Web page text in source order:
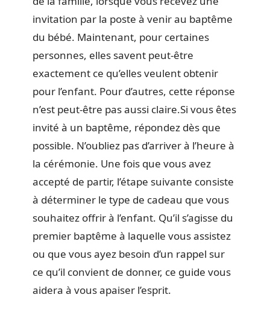
invitation par la poste à venir au baptême
du bébé. Maintenant, pour certaines
personnes, elles savent peut-être
exactement ce qu’elles veulent obtenir
pour l’enfant. Pour d’autres, cette réponse
n’est peut-être pas aussi claire.Si vous êtes
invité à un baptême, répondez dès que
possible. N’oubliez pas d’arriver à l’heure à
la cérémonie. Une fois que vous avez
accepté de partir, l’étape suivante consiste
à déterminer le type de cadeau que vous
souhaitez offrir à l’enfant. Qu’il s’agisse du
premier baptême à laquelle vous assistez
ou que vous ayez besoin d’un rappel sur
ce qu’il convient de donner, ce guide vous
aidera à vous apaiser l’esprit.